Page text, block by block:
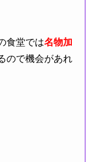
食堂では名物加
ので機会があれ